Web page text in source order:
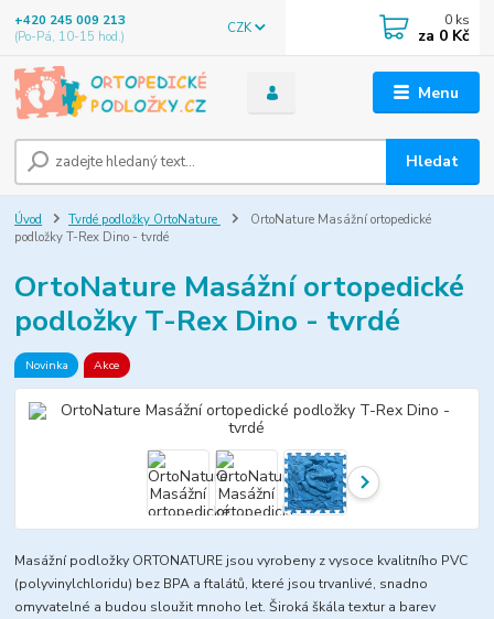
Menu
CZK
Hledat
+420 245 009 213
(Po-Pá, 10-15 hod.)
0 ks
za 0 Kč
Úvod Tvrdé podložky OrtoNature
OrtoNature Masážní ortopedické
podložky T-Rex Dino - tvrdé
OrtoNature Masážní ortopedické
podložky T-Rex Dino - tvrdé
Novinka Akce
Masážní podložky ORTONATURE jsou vyrobeny z vysoce kvalitního PVC
(polyvinylchloridu) bez BPA a ftalátů, které jsou trvanlivé, snadno
omyvatelné a budou sloužit mnoho let. Široká škála textur a barev